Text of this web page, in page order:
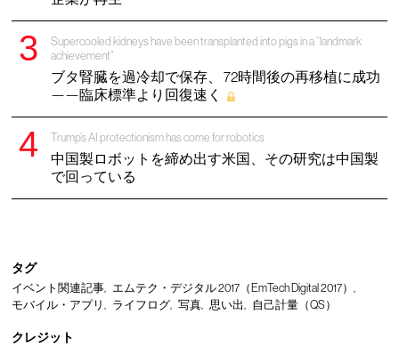
Supercooled kidneys have been transplanted into pigs in a “landmark
achievement”
ブタ腎臓を過冷却で保存、 72時間後の再移植に成功
——臨床標準より回復速く
Trump’s AI protectionism has come for robotics
中国製ロボットを締め出す米国、その研究は中国製
で回っている
タグ
イベント関連記事
エムテク・デジタル 2017（EmTech Digital 2017）
モバイル・アプリ
ライフログ 写真 思い出 自己計量（QS）
クレジット